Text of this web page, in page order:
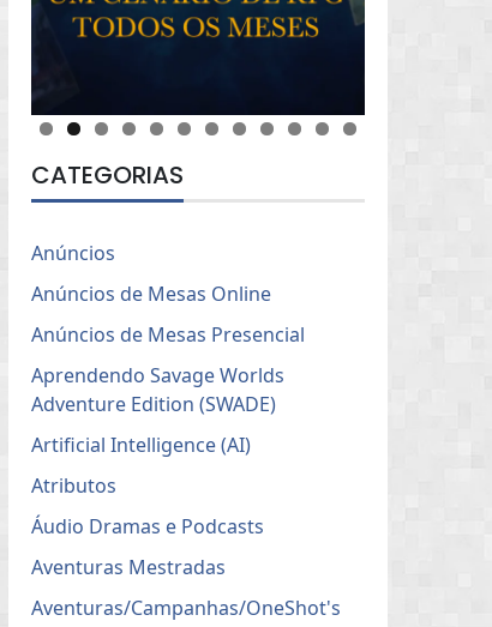
CATEGORIAS
Anúncios
Anúncios de Mesas Online
Anúncios de Mesas Presencial
Aprendendo Savage Worlds
Adventure Edition (SWADE)
Artificial Intelligence (AI)
Atributos
Áudio Dramas e Podcasts
Aventuras Mestradas
Aventuras/Campanhas/OneShot's